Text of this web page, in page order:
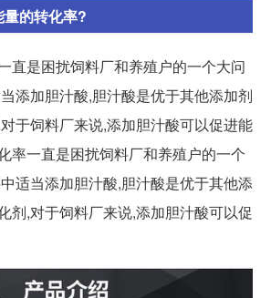
的转化率?
直是困扰饲料厂和养殖户的一个大问
添加胆汁酸,胆汁酸是优于其他添加剂
于饲料厂来说,添加胆汁酸可以促进能
率一直是困扰饲料厂和养殖户的一个
适当添加胆汁酸,胆汁酸是优于其他添
剂,对于饲料厂来说,添加胆汁酸可以促